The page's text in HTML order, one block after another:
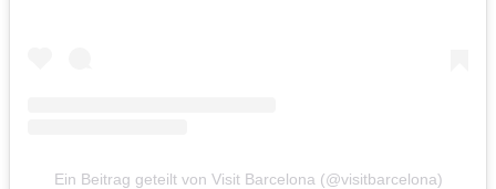
Ein Beitrag geteilt von Visit Barcelona (@visitbarcelona)